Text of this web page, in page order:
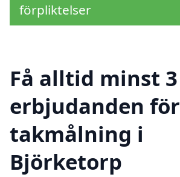
förpliktelser
Få alltid minst 3
erbjudanden för
takmålning i
Björketorp